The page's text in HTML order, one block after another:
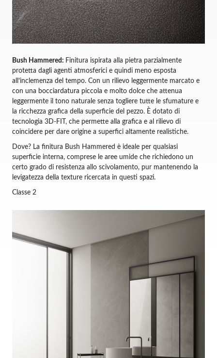
Bush Hammered: Finitura ispirata alla pietra parzialmente
protetta dagli agenti atmosferici e quindi meno esposta
all’inclemenza del tempo. Con un rilievo leggermente marcato e
con una bocciardatura piccola e molto dolce che attenua
leggermente il tono naturale senza togliere tutte le sfumature e
la ricchezza grafica della superficie del pezzo. È dotato di
tecnologia 3D-FIT, che permette alla grafica e al rilievo di
coincidere per dare origine a superfici altamente realistiche.
Dove? La finitura Bush Hammered è ideale per qualsiasi
superficie interna, comprese le aree umide che richiedono un
certo grado di resistenza allo scivolamento, pur mantenendo la
levigatezza della texture ricercata in questi spazi.
Classe 2